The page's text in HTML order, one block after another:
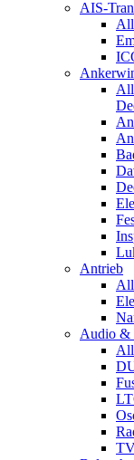
AIS-
Antrieb
Audio &